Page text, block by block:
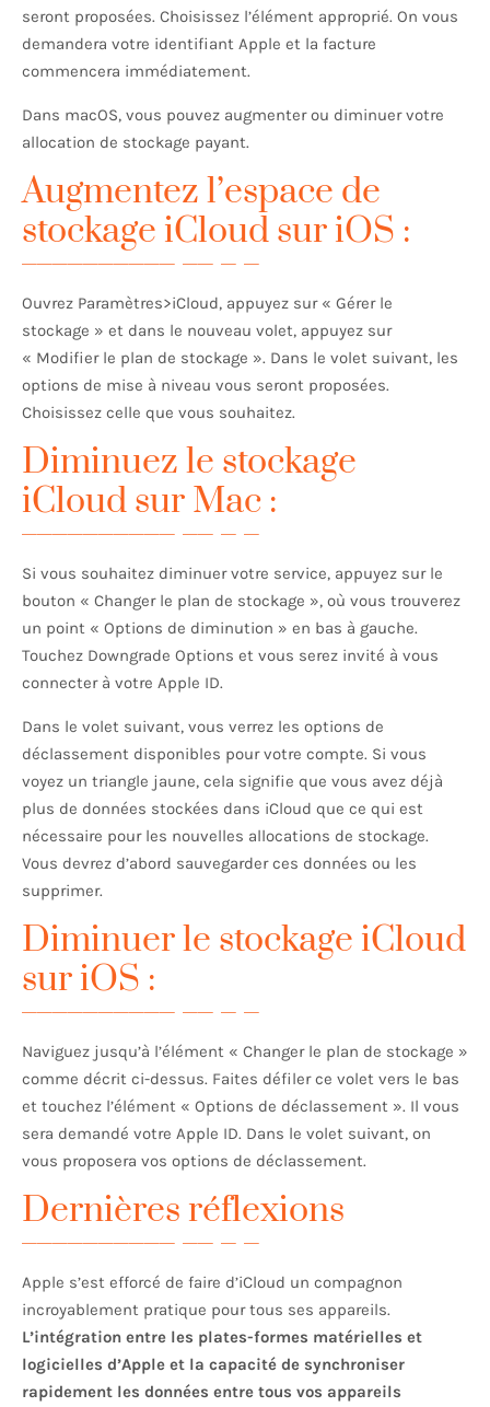
seront proposées. Choisissez l’élément approprié. On vous
demandera votre identifiant Apple et la facture
commencera immédiatement.
Dans macOS, vous pouvez augmenter ou diminuer votre
allocation de stockage payant.
Augmentez l’espace de
stockage iCloud sur iOS :
Ouvrez Paramètres>iCloud, appuyez sur « Gérer le
stockage » et dans le nouveau volet, appuyez sur
« Modifier le plan de stockage ». Dans le volet suivant, les
options de mise à niveau vous seront proposées.
Choisissez celle que vous souhaitez.
Diminuez le stockage
iCloud sur Mac :
Si vous souhaitez diminuer votre service, appuyez sur le
bouton « Changer le plan de stockage », où vous trouverez
un point « Options de diminution » en bas à gauche.
Touchez Downgrade Options et vous serez invité à vous
connecter à votre Apple ID.
Dans le volet suivant, vous verrez les options de
déclassement disponibles pour votre compte. Si vous
voyez un triangle jaune, cela signifie que vous avez déjà
plus de données stockées dans iCloud que ce qui est
nécessaire pour les nouvelles allocations de stockage.
Vous devrez d’abord sauvegarder ces données ou les
supprimer.
Diminuer le stockage iCloud
sur iOS :
Naviguez jusqu’à l’élément « Changer le plan de stockage »
comme décrit ci-dessus. Faites défiler ce volet vers le bas
et touchez l’élément « Options de déclassement ». Il vous
sera demandé votre Apple ID. Dans le volet suivant, on
vous proposera vos options de déclassement.
Dernières réflexions
Apple s’est efforcé de faire d’iCloud un compagnon
incroyablement pratique pour tous ses appareils.
L’intégration entre les plates-formes matérielles et
logicielles d’Apple et la capacité de synchroniser
rapidement les données entre tous vos appareils